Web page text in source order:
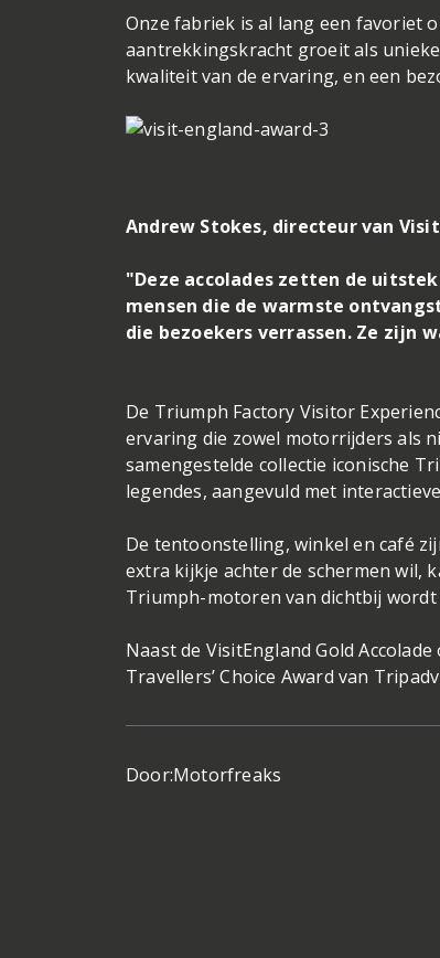
Onze fabriek is al lang een favoriet
aantrekkingskracht groeit als
kwaliteit van de ervaring, en een
Andrew Stokes, directeur van
"Deze accolades zetten de
mensen die de warmste
die bezoekers verrassen. Ze zijn
De Triumph Factory Visitor
ervaring die zowel motorrijders als
samengestelde collectie iconische
legendes, aangevuld met
De tentoonstelling, winkel en café
extra kijkje achter de schermen wil,
Triumph-motoren van dichtbij
Naast de VisitEngland Gold
Travellers’ Choice Award van
Door:Motorfreaks